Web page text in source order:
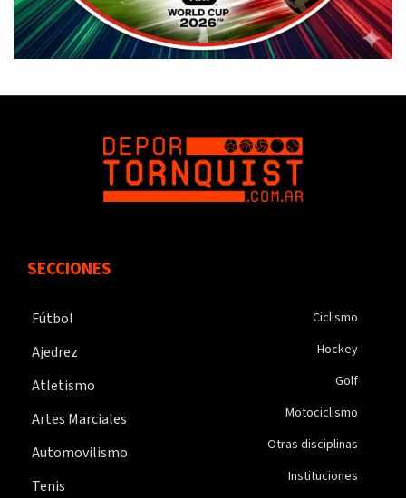
SECCIONES
Fútbol
Ajedrez
Atletismo
Artes Marciales
Automovilismo
Tenis
Ciclismo
Hockey
Golf
Motociclismo
Otras disciplinas
Instituciones